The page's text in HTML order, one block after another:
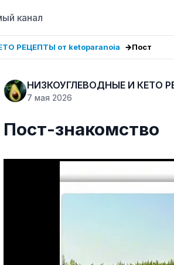
канал
РЕЦЕПТЫ от ketoparanoia Пост
НИЗКОУГЛЕВОДНЫЕ И КЕТО
7 мая 2026
Пост-знакомство